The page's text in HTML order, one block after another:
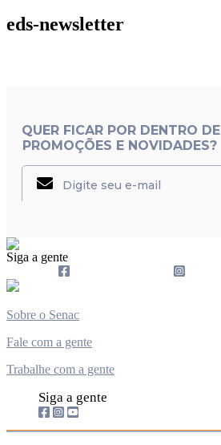
eds-newsletter
QUER FICAR POR DENTRO DE
PROMOÇÕES E NOVIDADES?
Siga a gente
Sobre o Senac
Fale com a gente
Trabalhe com a gente
Siga a gente